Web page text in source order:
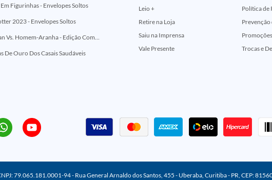
Figurinhas - Envelopes Soltos
2023 - Envelopes Soltos
Superman Vs. Homem-Aranha - Edição Comemorativa 50 Anos (Encontros Clássicos Dc E Marvel)
De Ouro Dos Casais Saudáveis
Leio +
Retire na Loja
Saiu na Imprensa
Vale Presente
Política de
Prevenção
Trocas e
79.065.181.0001-94 - Rua General Arnaldo dos Santos, 455 - Uberaba, Curitiba - PR, CEP: